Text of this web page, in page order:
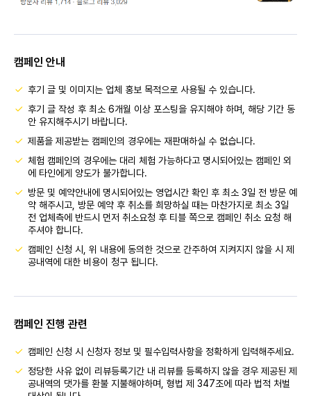
캠페인 안내
후기 글 및 이미지는 업체 홍보 목적으로 사용될 수 있습니다.
후기 글 작성 후 최소 6개월 이상 포스팅을 유지해야 하며, 해당 기간 동
안 유지해주시기 바랍니다.
제품을 제공받는 캠페인의 경우에는 재판매하실 수 없습니다.
체험 캠페인의 경우에는 대리 체험 가능하다고 명시되어있는 캠페인 외
에 타인에게 양도가 불가합니다.
방문 및 예약안내에 명시되어있는 영업시간 확인 후 최소 3일 전 방문 예
약 해주시고, 방문 예약 후 취소를 희망하실 때는 마찬가지로 최소 3일
전 업체측에 반드시 먼저 취소요청 후 티블 쪽으로 캠페인 취소 요청 해
주셔야 합니다.
캠페인 신청 시, 위 내용에 동의한 것으로 간주하여 지켜지지 않을 시 제
공내역에 대한 비용이 청구 됩니다.
캠페인 진행 관련
캠페인 신청 시 신청자 정보 및 필수입력사항을 정확하게 입력해주세요.
정당한 사유 없이 리뷰등록기간 내 리뷰를 등록하지 않을 경우 제공된 제
공내역의 댓가를 환불 지불해야하며, 형법 제 347조에 따라 법적 처벌